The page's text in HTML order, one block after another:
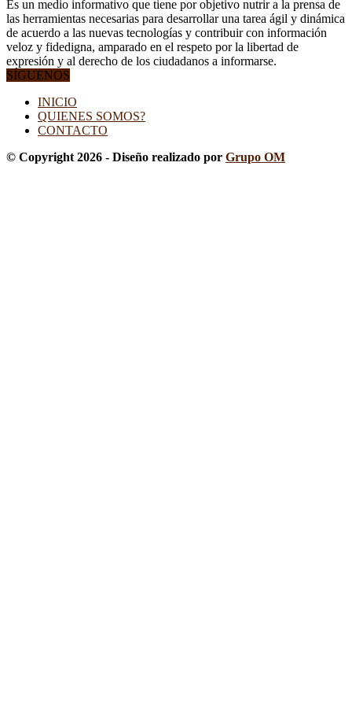
Es un medio informativo que tiene por objetivo nutrir a la prensa de
las herramientas necesarias para desarrollar una tarea ágil y dinámica
de acuerdo a las nuevas tecnologías y contribuir con información
veloz y fidedigna, amparado en el respeto por la libertad de
expresión y al derecho de los ciudadanos a informarse.
SÍGUENOS
INICIO
QUIENES SOMOS?
CONTACTO
© Copyright 2026 - Diseño realizado por Grupo OM